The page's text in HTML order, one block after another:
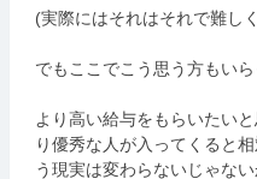
(実際にはそれはそれで難し
でもここでこう思う方もいら
より高い給与をもらいたい
り優秀な人が入ってくると
う現実は変わらないじゃない